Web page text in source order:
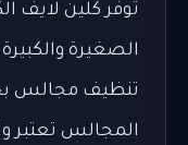
توفر كلين لايف
الصغيرة والكبيرة
تنظيف مجالس
المجالس تعتبر